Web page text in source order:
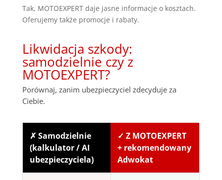
Tak, MOTOEXPERT daje jasne informacje o kosztach.
Oferujemy także promocje i rabaty.
Likwidacja szkody:
samodzielnie czy z
MOTOEXPERT?
Porównaj, zanim ubezpieczyciel zdecyduje za
Ciebie.
✗ Samodzielnie
(kalkulator / AI
ubezpieczyciela)
✓ Z MOTOEXPERT
+ rekomendowany
Adwokat